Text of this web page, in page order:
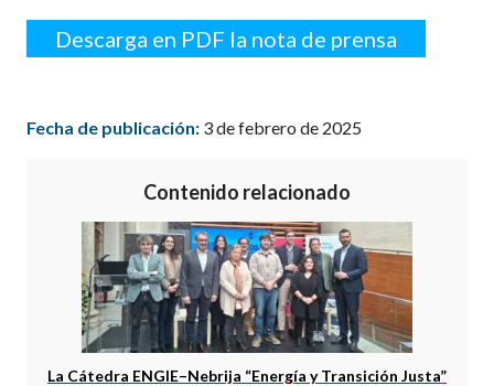
Descarga en PDF la nota de prensa
Fecha de publicación: 3 de febrero de 2025
Contenido relacionado
La Cátedra ENGIE–Nebrija “Energía y Transición Justa”